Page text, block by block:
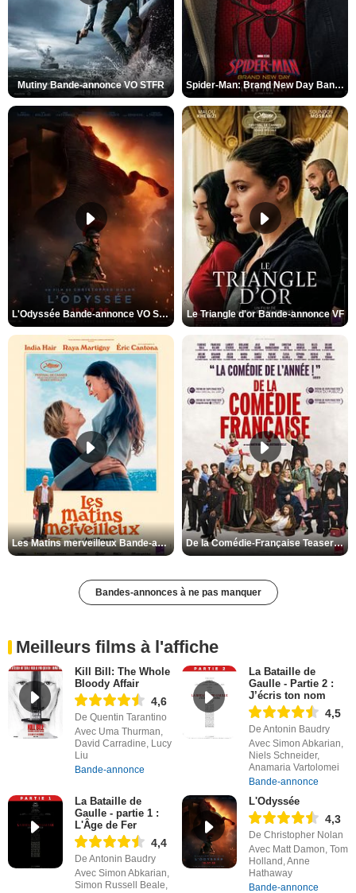
Mutiny Bande-annonce VO STFR Spider-Man: Brand New Day Bande-annonce VO STFR
L'Odyssée Bande-annonce VO STFR Le Triangle d'or Bande-annonce VF
Les Matins merveilleux Bande-annonce VF De la Comédie-Française Teaser VF
Bandes-annonces à ne pas manquer
Meilleurs films à l'affiche
Kill Bill: The Whole
Bloody Affair
4,6
De Quentin Tarantino
Avec Uma Thurman,
David Carradine, Lucy
Liu
Bande-annonce
La Bataille de
Gaulle - Partie 2 :
J’écris ton nom
4,5
De Antonin Baudry
Avec Simon Abkarian,
Niels Schneider,
Anamaria Vartolomei
Bande-annonce
La Bataille de
Gaulle - partie 1 :
L'Âge de Fer
4,4
De Antonin Baudry
Avec Simon Abkarian,
Simon Russell Beale,
L'Odyssée
4,3
De Christopher Nolan
Avec Matt Damon, Tom
Holland, Anne
Hathaway
Bande-annonce